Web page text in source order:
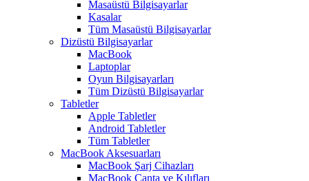
Masaüstü Bilgisayarlar
Kasalar
Tüm Masaüstü Bilgisayarlar
Dizüstü Bilgisayarlar
MacBook
Laptoplar
Oyun Bilgisayarları
Tüm Dizüstü Bilgisayarlar
Tabletler
Apple Tabletler
Android Tabletler
Tüm Tabletler
MacBook Aksesuarları
MacBook Şarj Cihazları
MacBook Çanta ve Kılıfları